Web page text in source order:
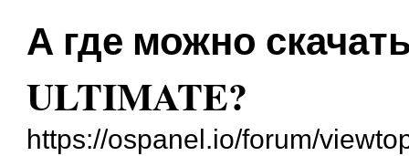
А где можно
ULTIMATE?
https://ospanel.io/forum/